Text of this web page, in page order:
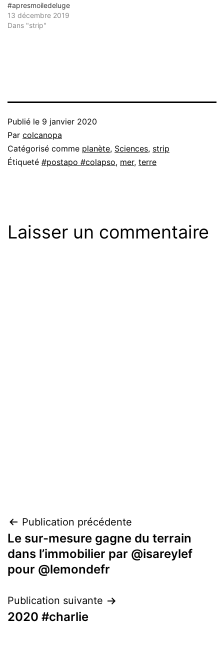
#apresmoiledeluge
13 décembre 2019
Dans "strip"
Publié le 9 janvier 2020
Par colcanopa
Catégorisé comme planète, Sciences, strip
Étiqueté #postapo #colapso, mer, terre
Laisser un commentaire
Navigation
de
l’article
Publication précédente
Le sur-mesure gagne du terrain
dans l’immobilier par @isareylef
pour @lemondefr
Publication suivante
2020 #charlie